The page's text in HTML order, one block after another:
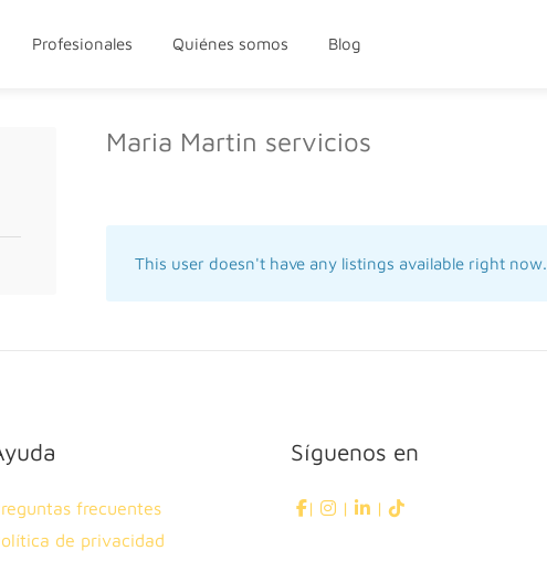
Profesionales Quiénes somos Blog
Maria Martin servicios
This user doesn't have any listings available right now.
frecuentes
de privacidad
Síguenos en
| | |